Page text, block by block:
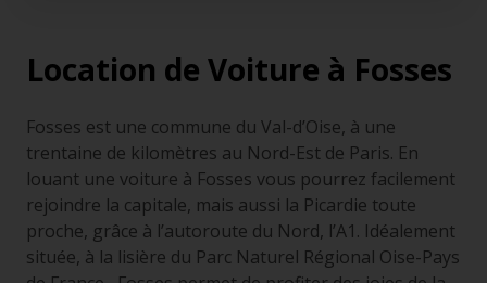
Location de Voiture à Fosses
Fosses est une commune du Val-d’Oise, à une
trentaine de kilomètres au Nord-Est de Paris. En
louant une voiture à Fosses vous pourrez facilement
rejoindre la capitale, mais aussi la Picardie toute
proche, grâce à l’autoroute du Nord, l’A1. Idéalement
située, à la lisière du Parc Naturel Régional Oise-Pays